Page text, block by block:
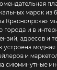
марок
Красноярска»
города и в
адресов и
устроена
и
сиюминутные